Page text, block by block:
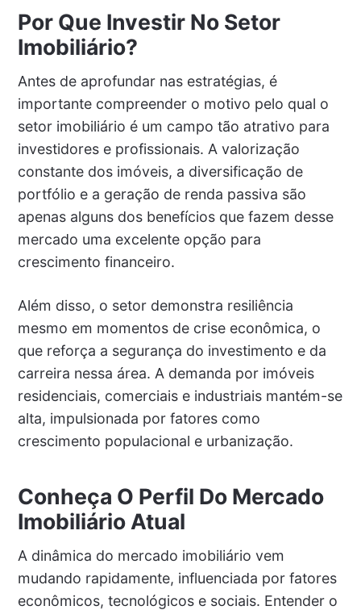
Por Que Investir No Setor
Imobiliário?
Antes de aprofundar nas estratégias, é
importante compreender o motivo pelo qual o
setor imobiliário é um campo tão atrativo para
investidores e profissionais. A valorização
constante dos imóveis, a diversificação de
portfólio e a geração de renda passiva são
apenas alguns dos benefícios que fazem desse
mercado uma excelente opção para
crescimento financeiro.
Além disso, o setor demonstra resiliência
mesmo em momentos de crise econômica, o
que reforça a segurança do investimento e da
carreira nessa área. A demanda por imóveis
residenciais, comerciais e industriais mantém-se
alta, impulsionada por fatores como
crescimento populacional e urbanização.
Conheça O Perfil Do Mercado
Imobiliário Atual
A dinâmica do mercado imobiliário vem
mudando rapidamente, influenciada por fatores
econômicos, tecnológicos e sociais. Entender o